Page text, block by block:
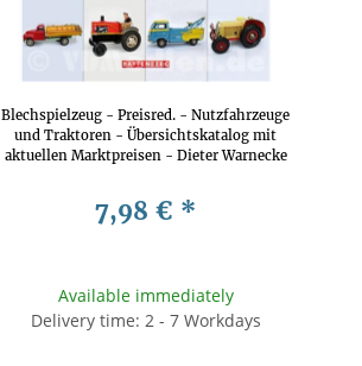
Blechspielzeug - Preisred. - Nutzfahrzeuge
und Traktoren - Übersichtskatalog mit
aktuellen Marktpreisen - Dieter Warnecke
7,98 € *
Available immediately
Delivery time: 2 - 7 Workdays